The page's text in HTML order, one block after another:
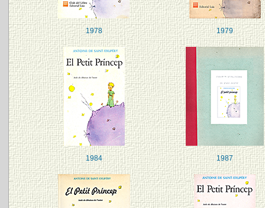
1978 1979
1984 1987